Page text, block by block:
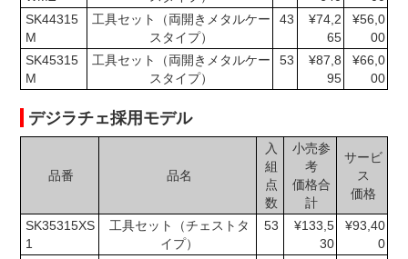
SK44315
M
工具セット（両開きメタルケー
スタイプ）
43
¥74,2
65
¥56,0
00
SK45315
M
工具セット（両開きメタルケー
スタイプ）
53
¥87,8
95
¥66,0
00
デジラチェ採用モデル
品番 品名
入
組
点
数
小売参
考
価格合
計
サービ
ス
価格
SK35315XS
1
工具セット（チェストタ
イプ）
53
¥133,5
30
¥93,40
0